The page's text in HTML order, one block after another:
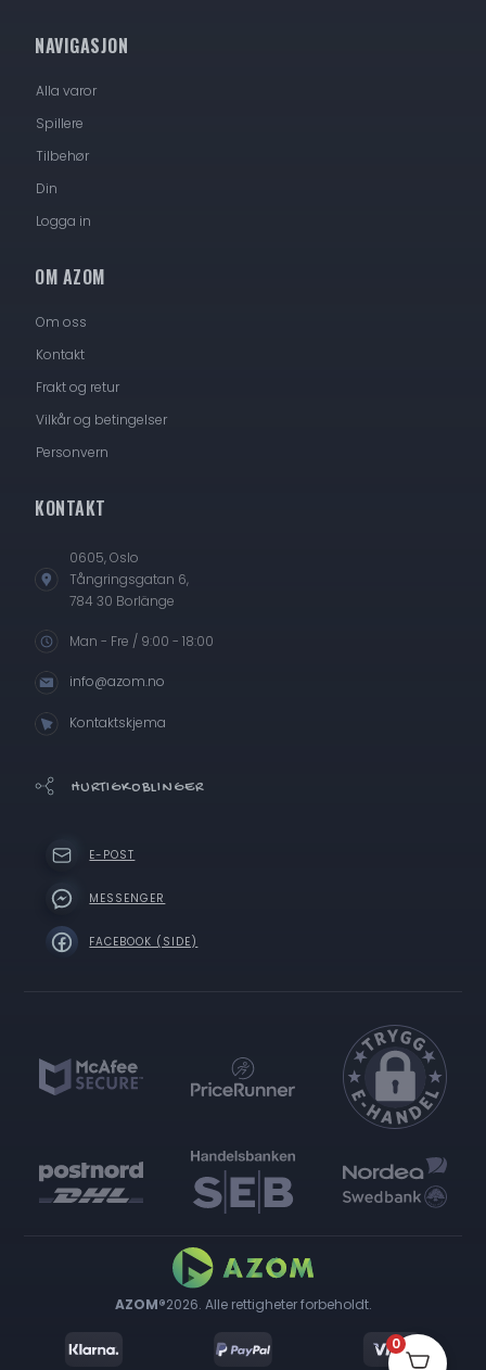
NAVIGASJON
Alla varor
Spillere
Tilbehør
Din
Logga in
OM AZOM
Om oss
Kontakt
Frakt og retur
Vilkår og betingelser
Personvern
KONTAKT
0605, Oslo
Tångringsgatan 6,
784 30 Borlänge
Man - Fre / 9:00 - 18:00
info@azom.no
Kontaktskjema
HURTIGKOBLINGER
E-POST
MESSENGER
FACEBOOK (SIDE)
AZOM®2026. Alle rettigheter forbeholdt.
0